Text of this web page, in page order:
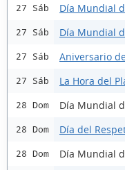
27 Sáb Día Mundial
27 Sáb Día Mundial
27 Sáb Aniversario
27 Sáb La Hora del
28 Dom Día Mundial
28 Dom Día del
28 Dom Día Mundial